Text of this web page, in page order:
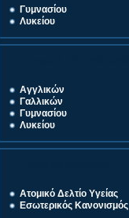
Γυμνασίου
Λυκείου
Αγγλικών
Γαλλικών
Γυμνασίου
Λυκείου
Ατομικό Δελτίο Υγείας
Εσωτερικός Κανονισμός